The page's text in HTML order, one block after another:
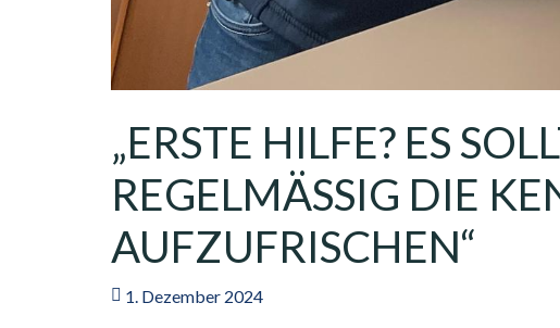
„ERSTE HILFE? ES
REGELMÄSSIG DIE
UFZUFRISCHEN“
1. Dezember 2024